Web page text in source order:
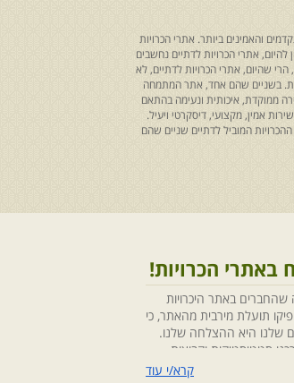
והאמינים ביותר. אתרי הכרויות
אתרי הכרויות לדתיים נחשבים
שהיום, אתרי הכרויות לדתיים, לא
בשניים שהם אחד, אתר המתמחה
ממוקדת, איכותית ונעימה בהתאם
אמין, מקצועי, דיסקרטי ויעיל.
המוביל לדתיים שניים שהם
באתרי הכרויות!
באתר היכרויות
תועלת מירבית מהאתר, כי
שלנו היא ההצלחה שלנו.
סטטיסטיקות וקבוצות
ומגמות והמסקנה החדקרא/י עוד